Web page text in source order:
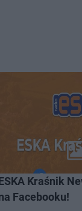
Kraśnik
Facebooku!